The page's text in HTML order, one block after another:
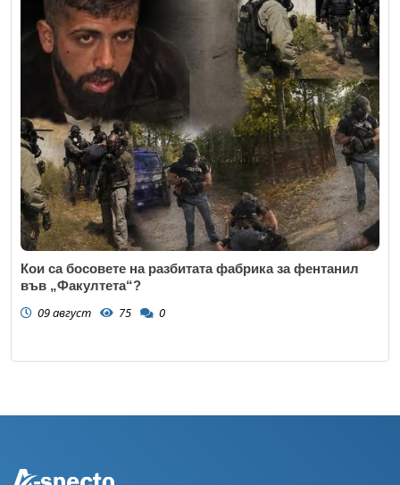
Кои са босовете на разбитата фабрика за фентанил
във „Факултета“?
09 август 75 0